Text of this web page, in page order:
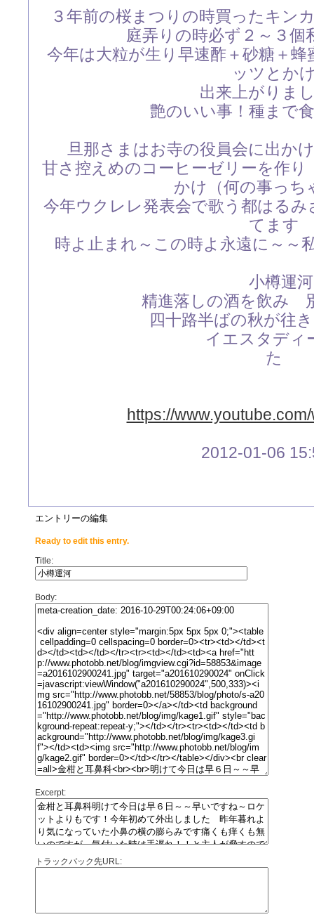
３年前の桜まつりの時買ったキン
庭弄りの時必ず２～３個
今年は大粒が生り早速酢＋砂糖＋
ッツとか
出来上がり
艶のいい事！種まで
旦那さまはお寺の役員会に出か
甘さ控えめのコーヒーゼリーを作
かけ（何の事っち
今年ウクレレ発表会で歌う都はる
てます
時よ止まれ～この時よ永遠に～～
小樽運河 都 は
精進落しの酒を飲み 別
四十路半ばの秋が往き セ
イエスタディーを聞
た
https://
2012-01-06
エントリーの編集
Ready to edit this entry.
Title:
Body:
Excerpt:
トラックバック先URL: